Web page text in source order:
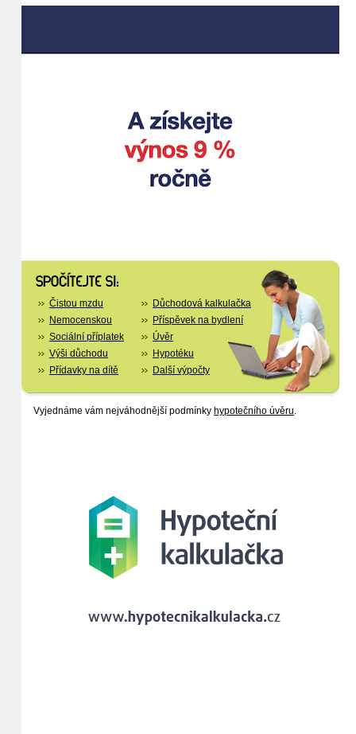
Čistou mzdu
Nemocenskou
Sociální příplatek
Výši důchodu
Přídavky na dítě
Důchodová kalkulačka
Příspěvek na bydlení
Úvěr
Hypotéku
Další výpočty
Vyjednáme vám nejváhodnější podmínky hypotečního úvěru.